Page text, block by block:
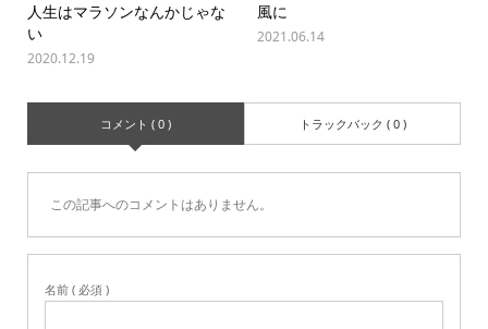
人生はマラソンなんかじゃな
い
2020.12.19
風に
2021.06.14
コメント ( 0 ) トラックバック ( 0 )
この記事へのコメントはありません。
名前 ( 必須 )